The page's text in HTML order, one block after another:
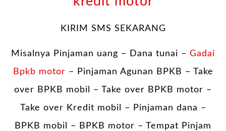
KIRIM SMS SEKARANG
Misalnya Pinjaman uang – Dana tunai – Gadai
Bpkb motor – Pinjaman Agunan BPKB – Take
over BPKB mobil – Take over BPKB motor –
Take over Kredit mobil – Pinjaman dana –
BPKB mobil – BPKB motor – Tempat Pinjam